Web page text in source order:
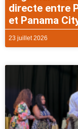
directe entre
et Panama
23 juillet 2026